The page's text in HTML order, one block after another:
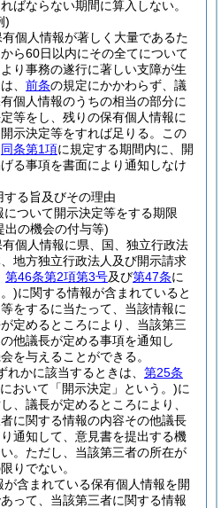
ばならない期間に算入しない。
)
個人情報が著しく大量であるた
ら60日以内にその全てについて
り事務の遂行に著しい支障が生
、 前条の規定にかかわらず、議
個人情報のうちの相当の部分に
等をし、残りの保有個人情報に
示決定等をすれば足りる。
この
同条第1項に規定する期間内に、開
る事項を書面により通知しなけ
する旨及びその理由
ついて開示決定等をする期限
出の機会の付与等)
個人情報に県、国、独立行政法
地方独立行政法人及び開示請求
第46条第2項第3号及び第47条に
)に関する情報が含まれていると
をするに当たって、当該情報に
定めるところにより、当該第三
他議長が定める事項を通知し
を与えることができる。
れかに該当するときは、 第25条
おいて「開示決定」という。)に
、議長が定めるところにより、
に関する情報の内容その他議長
通知して、意見書を提出する機
。 ただし、当該第三者の所在が
りでない。
含まれている保有個人情報を開
って、当該第三者に関する情報